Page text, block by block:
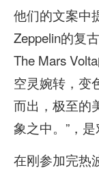
他们的文案中
Zeppelin的复
The Mars
空灵婉转，变
而出，极至的
象之中。”，
在刚参加完热